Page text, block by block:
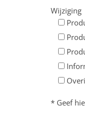
Wijziging
* Geef